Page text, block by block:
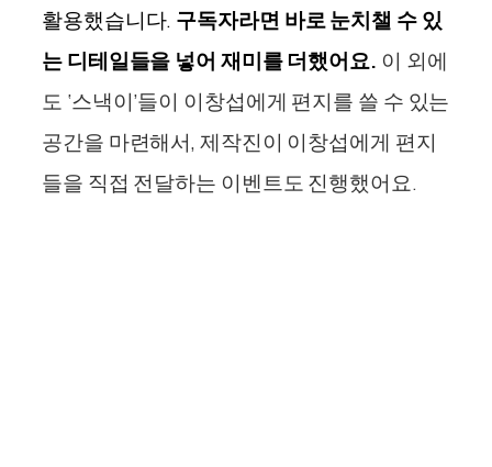
활용했습니다. 구독자라면 바로 눈치챌 수 있
는 디테일들을 넣어 재미를 더했어요. 이 외에
도 ‘스낵이’들이 이창섭에게 편지를 쓸 수 있는
공간을 마련해서, 제작진이 이창섭에게 편지
들을 직접 전달하는 이벤트도 진행했어요.